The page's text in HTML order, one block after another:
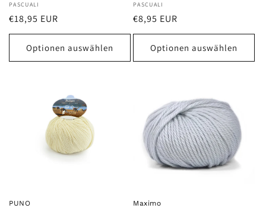
Anbieter:
PASCUALI
Normaler
Preis
€18,95 EUR
Optionen auswählen
Anbieter:
PASCUALI
Normaler
Preis
€8,95 EUR
Optionen auswählen
PUNO Maximo